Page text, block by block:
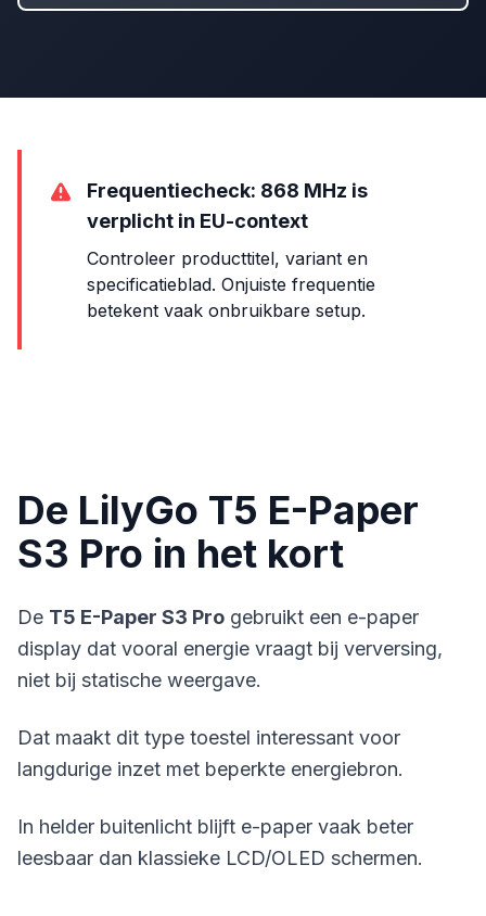
Frequentiecheck: 868 MHz is
verplicht in EU-context
Controleer producttitel, variant en
specificatieblad. Onjuiste frequentie
betekent vaak onbruikbare setup.
De LilyGo T5 E-Paper
S3 Pro in het kort
De T5 E-Paper S3 Pro gebruikt een e-paper
display dat vooral energie vraagt bij verversing,
niet bij statische weergave.
Dat maakt dit type toestel interessant voor
langdurige inzet met beperkte energiebron.
In helder buitenlicht blijft e-paper vaak beter
leesbaar dan klassieke LCD/OLED schermen.